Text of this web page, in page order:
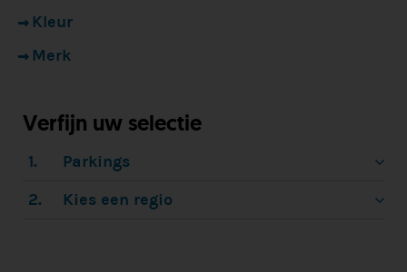
Kleur
Merk
Verfijn uw selectie
1.
Parkings
2.
Kies een regio